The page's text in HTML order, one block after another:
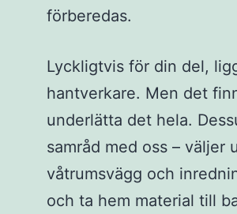
förberedas.
Lyckligtvis för din del,
hantverkare. Men det
underlätta det hela.
samråd med oss – väljer
våtrumsvägg och
och ta hem material till